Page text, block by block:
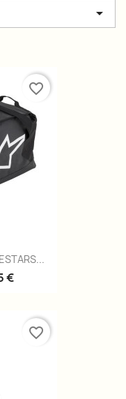

€
favorite_border
favorite_border